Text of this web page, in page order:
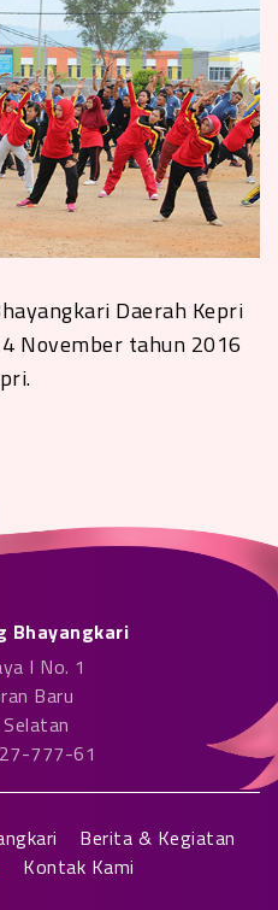
Daerah Kepri
November tahun 2016
Bhayangkari
I No. 1
Baru
777-61
Berita & Kegiatan
Kontak Kami